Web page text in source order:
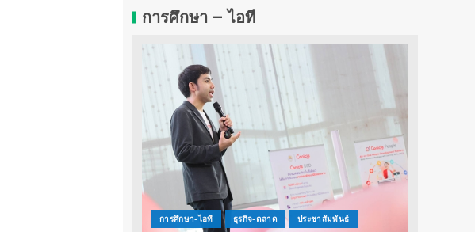
การศึกษา – ไอที
การศึกษา-ไอที ธุรกิจ-ตลาด ประชาสัมพันธ์